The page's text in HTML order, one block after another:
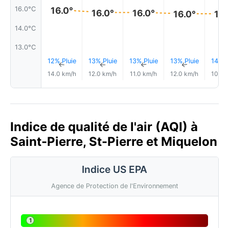
16.0°C
14.0°C
13.0°C
16.0°
12% Pluie
↑
14.0 km/h
16.0°
13% Pluie
↑
12.0 km/h
16.0°
13% Pluie
↑
11.0 km/h
16.0°
13% Pluie
↑
12.0 km/h
14%
10.0
Indice de qualité de l'air (AQI) à
Saint-Pierre, St-Pierre et Miquelon
Indice US EPA
Agence de Protection de l'Environnement
1